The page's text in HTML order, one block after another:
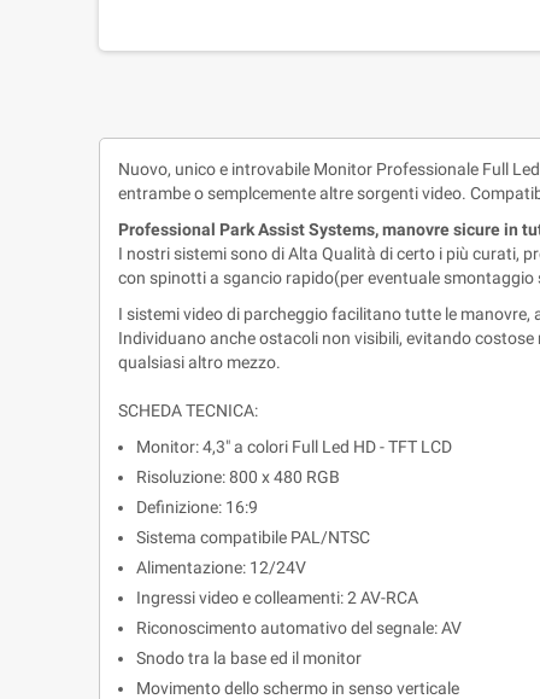
Nuovo, unico e introvabile Monitor Professionale Full
entrambe o semplcemente altre sorgenti video.
Professional Park Assist Systems, manovre sicure in
I nostri sistemi sono di Alta Qualità di certo i più curati,
con spinotti a sgancio rapido(per eventuale
I sistemi video di parcheggio facilitano tutte le manovre,
Individuano anche ostacoli non visibili, evitando
qualsiasi altro mezzo.
SCHEDA TECNICA:
Monitor: 4,3" a colori Full Led HD - TFT LCD
Risoluzione: 800 x 480 RGB
Definizione: 16:9
Sistema compatibile PAL/NTSC
Alimentazione: 12/24V
Ingressi video e colleamenti: 2 AV-RCA
Riconoscimento automativo del segnale: AV
Snodo tra la base ed il monitor
Movimento dello schermo in senso verticale